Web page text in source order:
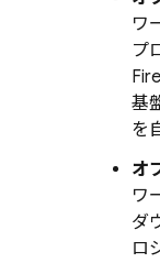
ワ
プ
基
を
オ
ワ
ダ
ロ